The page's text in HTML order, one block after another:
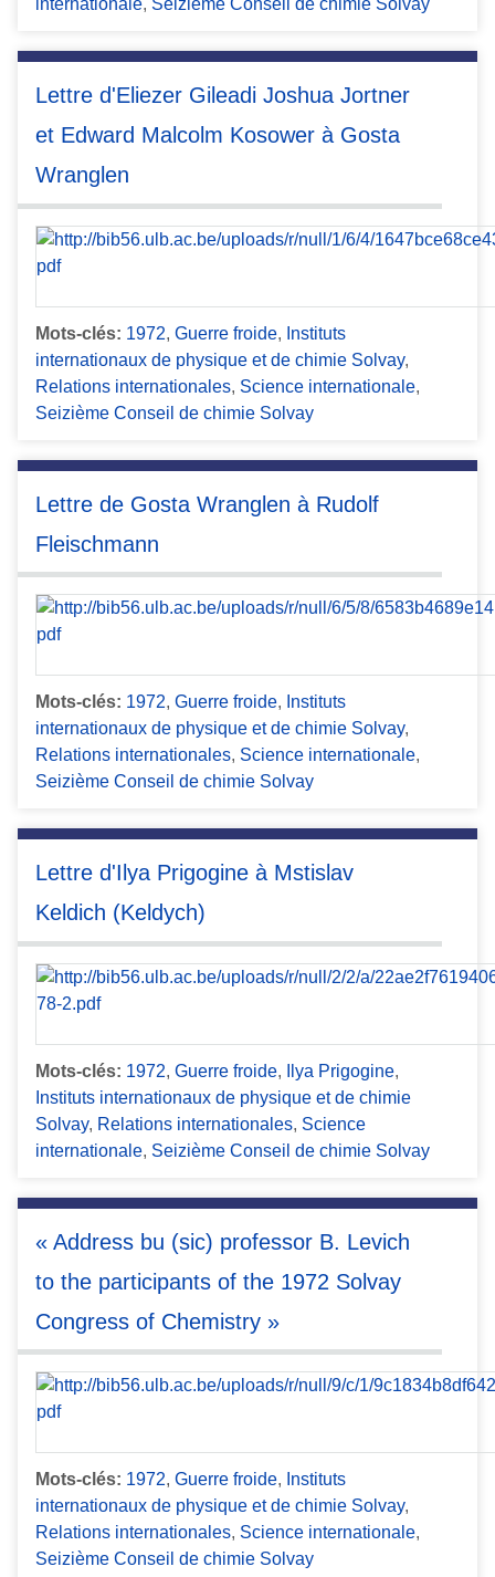
internationale, Seizième Conseil de chimie Solvay
Lettre d'Eliezer Gileadi Joshua Jortner
et Edward Malcolm Kosower à Gosta
Wranglen
Mots-clés: 1972, Guerre froide, Instituts
internationaux de physique et de chimie Solvay,
Relations internationales, Science internationale,
Seizième Conseil de chimie Solvay
Lettre de Gosta Wranglen à Rudolf
Fleischmann
Mots-clés: 1972, Guerre froide, Instituts
internationaux de physique et de chimie Solvay,
Relations internationales, Science internationale,
Seizième Conseil de chimie Solvay
Lettre d'Ilya Prigogine à Mstislav
Keldich (Keldych)
Mots-clés: 1972, Guerre froide, Ilya Prigogine,
Instituts internationaux de physique et de chimie
Solvay, Relations internationales, Science
internationale, Seizième Conseil de chimie Solvay
« Address bu (sic) professor B. Levich
to the participants of the 1972 Solvay
Congress of Chemistry »
Mots-clés: 1972, Guerre froide, Instituts
internationaux de physique et de chimie Solvay,
Relations internationales, Science internationale,
Seizième Conseil de chimie Solvay